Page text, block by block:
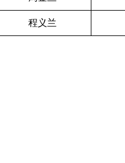
程义兰